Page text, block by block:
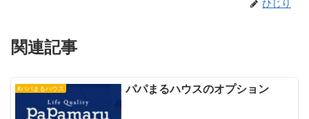
関連記事
#パパまるハウス パパまるハウスのオプション